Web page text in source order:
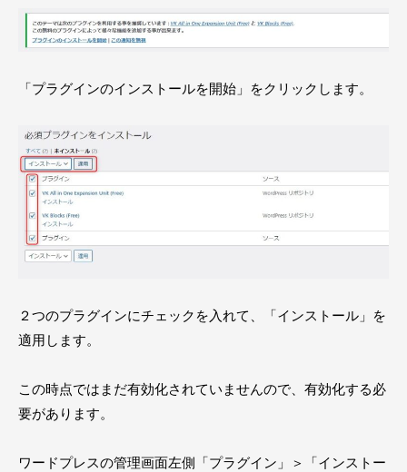
「プラグインのインストールを開始」をクリックします。
２つのプラグインにチェックを入れて、「インストール」を
適用します。
この時点ではまだ有効化されていませんので、有効化する必
要があります。
ワードプレスの管理画面左側「プラグイン」＞「インストー